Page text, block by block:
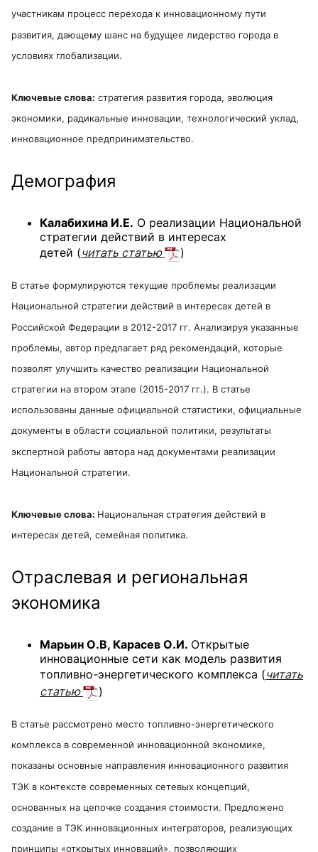
участникам процесс перехода к инновационному пути
развития, дающему шанс на будущее лидерство города в
условиях глобализации.
Ключевые слова: стратегия развития города, эволюция
экономики, радикальные инновации, технологический уклад,
инновационное предпринимательство.
Демография
Калабихина И.Е. О реализации Национальной
стратегии действий в интересах
детей (читать статью )
В статье формулируются текущие проблемы реализации
Национальной стратегии действий в интересах детей в
Российской Федерации в 2012-2017 гг. Анализируя указанные
проблемы, автор предлагает ряд рекомендаций, которые
позволят улучшить качество реализации Национальной
стратегии на втором этапе (2015-2017 гг.). В статье
использованы данные официальной статистики, официальные
документы в области социальной политики, результаты
экспертной работы автора над документами реализации
Национальной стратегии.
Ключевые слова: Национальная стратегия действий в
интересах детей, семейная политика.
Отраслевая и региональная
экономика
Марьин О.В, Карасев О.И. Открытые
инновационные сети как модель развития
топливно-энергетического комплекса (читать
статью
)
В статье рассмотрено место топливно-энергетического
комплекса в современной инновационной экономике,
показаны основные направления инновационного развития
ТЭК в контексте современных сетевых концепций,
основанных на цепочке создания стоимости. Предложено
создание в ТЭК инновационных интеграторов, реализующих
принципы «открытых инноваций», позволяющих